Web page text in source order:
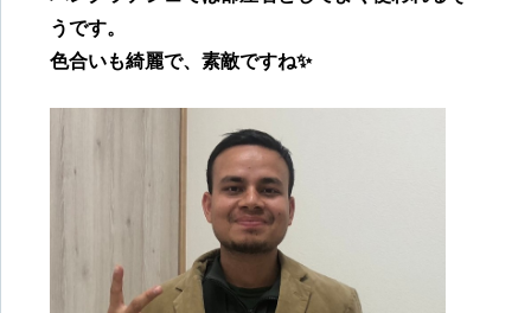
うです。
色合いも綺麗で、素敵ですね✨